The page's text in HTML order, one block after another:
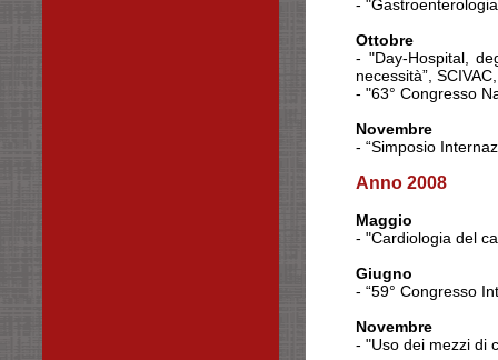
-
Ottobre
- "Day-Hospital,
necessità”,
- "63° Congresso
Novembre
- “Simposio
Anno 2008
Maggio
- "Cardiologia del
Giugno
- “59° Congresso
Novembre
- "Uso dei mezzi di